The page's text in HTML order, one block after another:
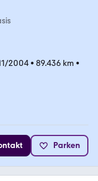
2004• 89.436 km •
Parken